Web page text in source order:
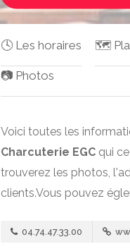
🕓 Les horaires 🗺️
📷 Photos
Voici toutes les
Charcuterie EGC qui
trouverez les photos,
clients.Vous pouvez
04.74.47.33.00